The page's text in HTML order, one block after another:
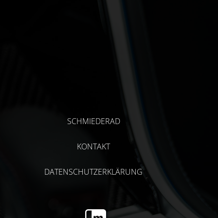
SCHMIEDERAD
KONTAKT
DATENSCHUTZERKLÄRUNG